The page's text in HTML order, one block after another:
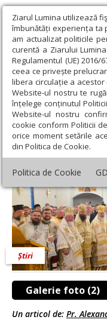
Ziarul Lumina utilizează
îmbunătăți experiența ta
am actualizat politicile
curentă a Ziarului
Regulamentul (UE)
ceea ce privește
libera circulație a
Website-ul nostru te
înțelege conținutul
Website-ul nostru
cookie conform Politicii
orice moment setările
din Politica de Cookie.
Politica de Cookie
Ziarul Lumina ›
complexul Parohiei
A fost sfinţit
Române din
Galerie foto (2)
Știri
Un articol de: Pr.